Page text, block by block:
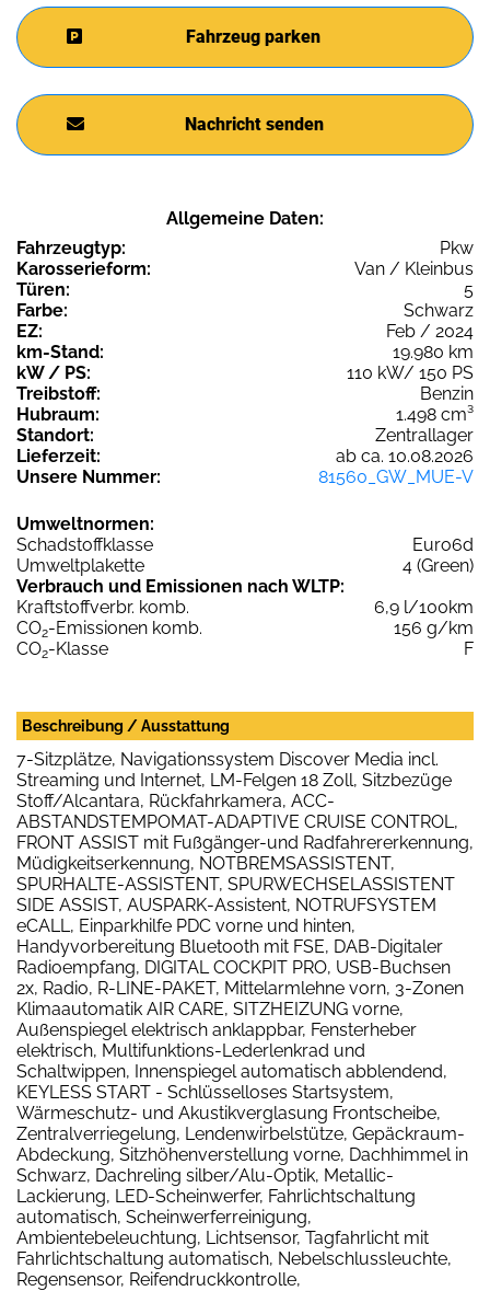
Fahrzeug parken
Nachricht senden
Allgemeine Daten:
Fahrzeugtyp:
Pkw
Karosserieform:
Van / Kleinbus
Türen:
5
Farbe:
Schwarz
EZ:
Feb / 2024
km-Stand:
19.980 km
kW / PS:
110 kW/ 150 PS
Treibstoff:
Benzin
Hubraum:
1.498 cm³
Standort:
Zentrallager
Lieferzeit:
ab ca. 10.08.2026
Unsere Nummer:
81560_GW_MUE-V
Umweltnormen:
Schadstoffklasse
Euro6d
Umweltplakette
4 (Green)
Verbrauch und Emissionen nach WLTP:
Kraftstoffverbr. komb.
6,9 l/100km
CO2-Emissionen komb.
156 g/km
CO2-Klasse F
Beschreibung / Ausstattung
7-Sitzplätze, Navigationssystem Discover Media incl.
Streaming und Internet, LM-Felgen 18 Zoll, Sitzbezüge
Stoff/Alcantara, Rückfahrkamera, ACC-
ABSTANDSTEMPOMAT-ADAPTIVE CRUISE CONTROL,
FRONT ASSIST mit Fußgänger-und Radfahrererkennung,
Müdigkeitserkennung, NOTBREMSASSISTENT,
SPURHALTE-ASSISTENT, SPURWECHSELASSISTENT
SIDE ASSIST, AUSPARK-Assistent, NOTRUFSYSTEM
eCALL, Einparkhilfe PDC vorne und hinten,
Handyvorbereitung Bluetooth mit FSE, DAB-Digitaler
Radioempfang, DIGITAL COCKPIT PRO, USB-Buchsen
2x, Radio, R-LINE-PAKET, Mittelarmlehne vorn, 3-Zonen
Klimaautomatik AIR CARE, SITZHEIZUNG vorne,
Außenspiegel elektrisch anklappbar, Fensterheber
elektrisch, Multifunktions-Lederlenkrad und
Schaltwippen, Innenspiegel automatisch abblendend,
KEYLESS START - Schlüsselloses Startsystem,
Wärmeschutz- und Akustikverglasung Frontscheibe,
Zentralverriegelung, Lendenwirbelstütze, Gepäckraum-
Abdeckung, Sitzhöhenverstellung vorne, Dachhimmel in
Schwarz, Dachreling silber/Alu-Optik, Metallic-
Lackierung, LED-Scheinwerfer, Fahrlichtschaltung
automatisch, Scheinwerferreinigung,
Ambientebeleuchtung, Lichtsensor, Tagfahrlicht mit
Fahrlichtschaltung automatisch, Nebelschlussleuchte,
Regensensor, Reifendruckkontrolle,